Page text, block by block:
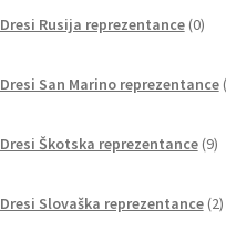
Dresi Rusija reprezentance 0
Dresi San Marino reprezentance
Dresi Škotska reprezentance 9
Dresi Slovaška reprezentance 2